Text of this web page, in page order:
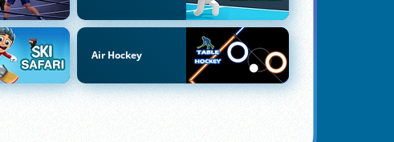
Air Hockey